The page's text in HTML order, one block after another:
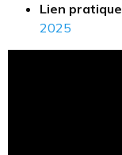
Lien pratique
2025